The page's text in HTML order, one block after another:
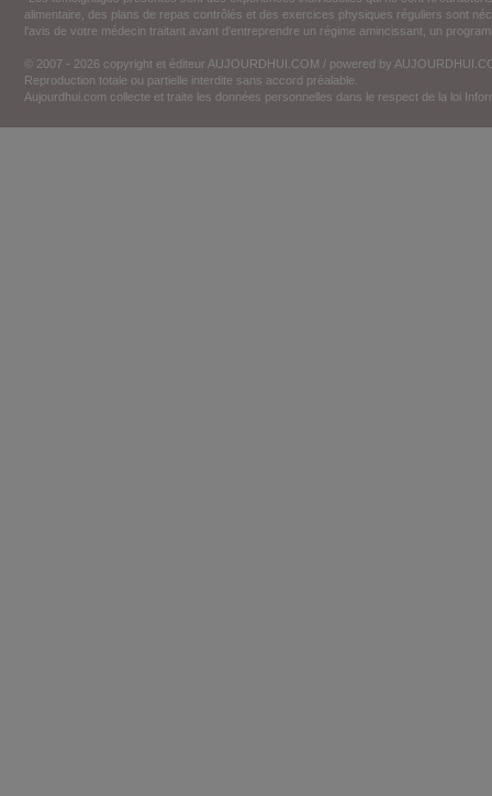
alimentaire, des plans de repas contrôlés et des exercices physiques réguliers sont
l'avis de votre médecin traitant avant d'entreprendre un régime amincissant, un
© 2007 - 2026 copyright et éditeur AUJOURDHUI.COM / powered by
Reproduction totale ou partielle interdite sans accord préalable.
Aujourdhui.com collecte et traite les données personnelles dans le respect de la loi